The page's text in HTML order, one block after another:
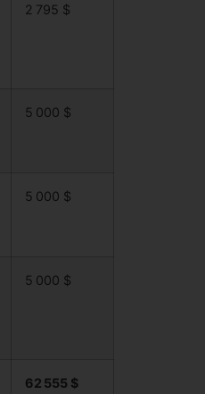
2 795 $
5 000 $
5 000 $
5 000 $
62 555 $